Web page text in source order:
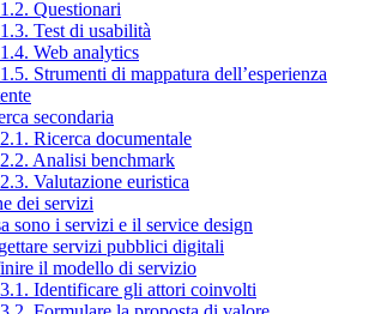
Questionari
Test di usabilità
Web analytics
Strumenti di mappatura dell’esperienza
secondaria
Ricerca documentale
Analisi benchmark
Valutazione euristica
dei servizi
sono i servizi e il service design
servizi pubblici digitali
il modello di servizio
Identificare gli attori coinvolti